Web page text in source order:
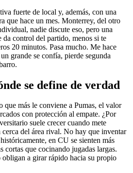
fuerte de local y, además, con una
que hace un mes. Monterrey, del otro
nadie discute eso, pero una
da control del partido, menos si te
20 minutos. Pasa mucho. Me hace
grande se confía, pierde segunda
se define de verdad
que más le conviene a Pumas, el valor
con protección al empate. ¿Por
suele crecer cuando mete
del área rival. No hay que inventar
en CU se sienten más
cortas que cocinando jugadas largas.
a girar rápido hacia su propio